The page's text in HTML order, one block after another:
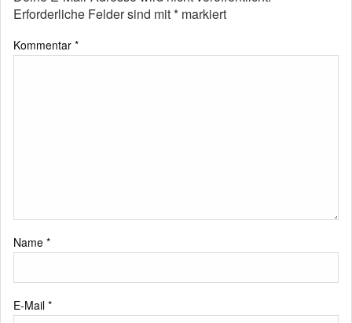
Erforderliche Felder sind mit* markiert
Kommentar *
Name *
E-Mail *